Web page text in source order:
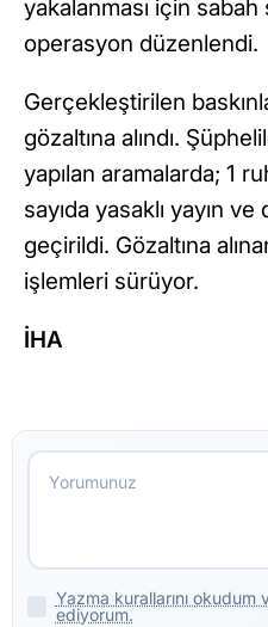
yakalanması için
operasyon düzenlendi.
Gerçekleştirilen
gözaltına alındı.
yapılan aramalarda; 1
sayıda yasaklı yayın
geçirildi. Gözaltına
işlemleri sürüyor.
İHA
Yazma kurallarını okudum
ediyorum.